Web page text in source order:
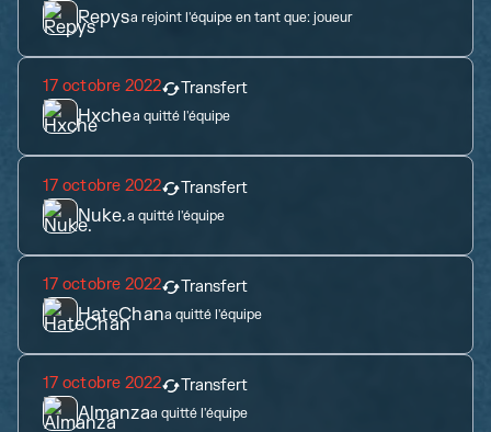
Repysa rejoint l'équipe en tant que:joueur
17 octobre 2022 Transfert
Hxchea quitté l'équipe
17 octobre 2022 Transfert
Nuke.a quitté l'équipe
17 octobre 2022 Transfert
HateChana quitté l'équipe
17 octobre 2022 Transfert
Almanzaa quitté l'équipe